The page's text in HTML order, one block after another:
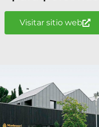
Visitar sitio web